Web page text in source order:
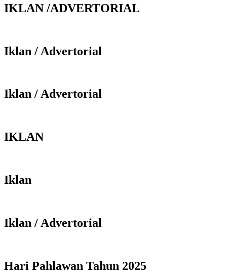
IKLAN /ADVERTORIAL
Iklan / Advertorial
Iklan / Advertorial
IKLAN
Iklan
Iklan / Advertorial
Hari Pahlawan Tahun 2025